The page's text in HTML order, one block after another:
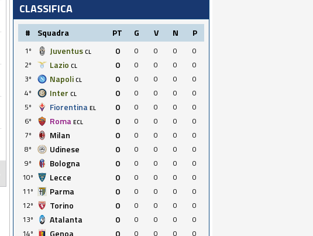
CLASSIFICA
# Squadra PT G V N P
1º Juventus CL 0 0 0 0
0
2º
Lazio CL 0 0 0 0
0
3º
Napoli CL 0 0 0 0
0
4º
Inter CL 0 0 0 0
0
5º
Fiorentina EL 0 0 0 0
0
6º
Roma ECL 0 0 0 0
0
7º
Milan 0 0 0 0
0
8º
Udinese 0 0 0 0
0
9º
Bologna 0 0 0 0
0
10º
Lecce 0 0 0 0
0
11º
Parma 0 0 0 0
0
12º
Torino 0 0 0 0
0
13º
Atalanta 0 0 0 0
0
14º
Genoa 0 0 0 0 0